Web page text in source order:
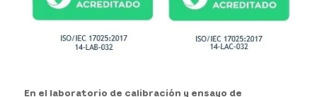
En el laboratorio de calibración y ensayo de